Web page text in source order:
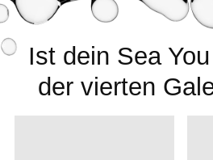
Ist dein Sea
der vierten